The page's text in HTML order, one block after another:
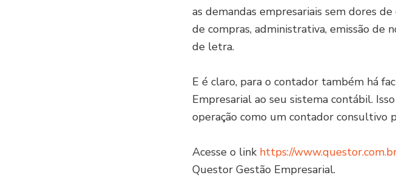
as demandas empresariais sem dores
de compras, administrativa, emissão de
de letra.
E é claro, para o contador também há
Empresarial ao seu sistema contábil.
operação como um contador consultivo
Acesse o link https://
Questor Gestão Empresarial.